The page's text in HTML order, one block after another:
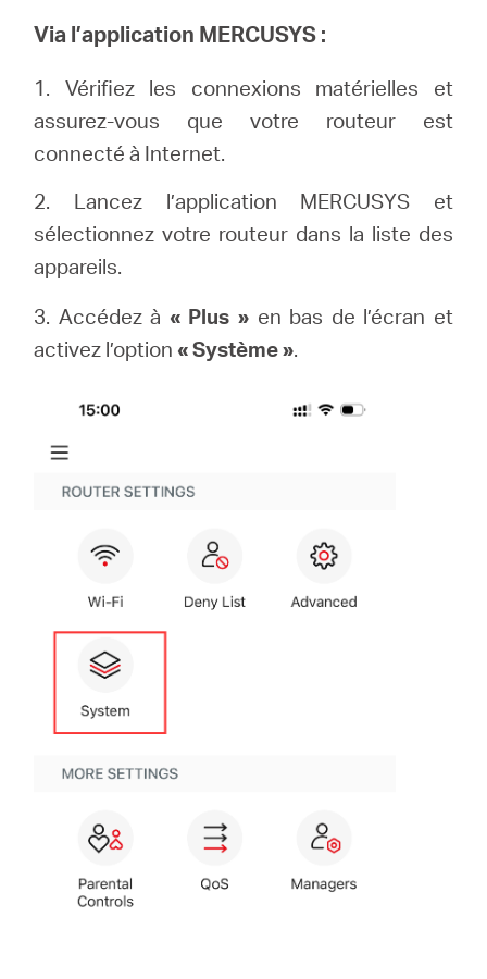
Via l’application MERCUSYS :
1. Vérifiez les connexions matérielles et
assurez-vous que votre routeur est
connecté à Internet.
2. Lancez l’application MERCUSYS et
sélectionnez votre routeur dans la liste des
appareils.
3. Accédez à « Plus » en bas de l’écran et
activez l’option « Système ».